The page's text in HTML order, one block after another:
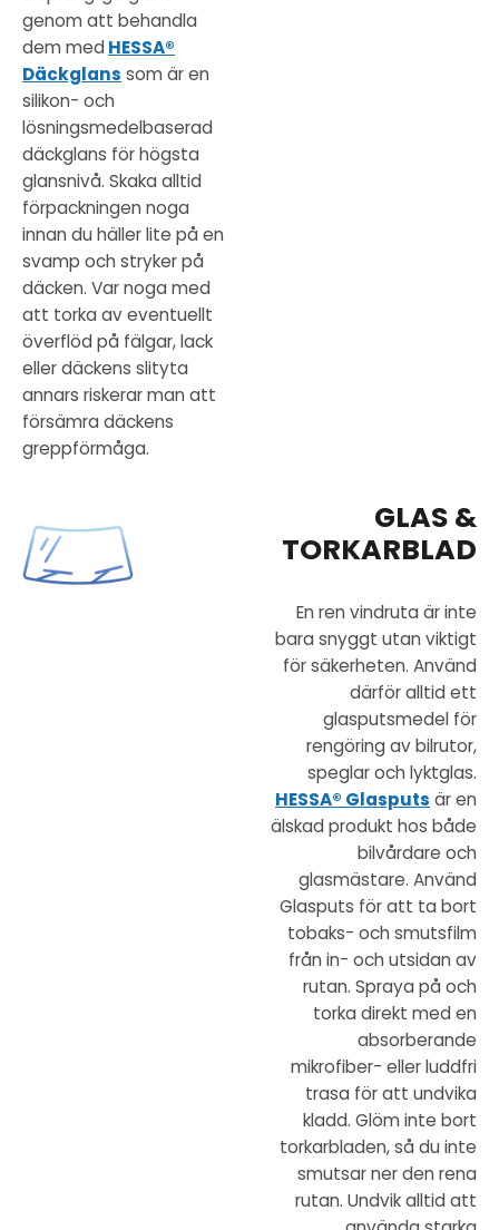
genom att behandla
dem med HESSA®
Däckglans som är en
silikon- och
lösningsmedelbaserad
däckglans för högsta
glansnivå. Skaka alltid
förpackningen noga
innan du häller lite på en
svamp och stryker på
däcken. Var noga med
att torka av eventuellt
överflöd på fälgar, lack
eller däckens slityta
annars riskerar man att
försämra däckens
greppförmåga.
GLAS &
TORKARBLAD
En ren vindruta är inte
bara snyggt utan viktigt
för säkerheten. Använd
därför alltid ett
glasputsmedel för
rengöring av bilrutor,
speglar och lyktglas.
HESSA® Glasputs är en
älskad produkt hos både
bilvårdare och
glasmästare. Använd
Glasputs för att ta bort
tobaks- och smutsfilm
från in- och utsidan av
rutan. Spraya på och
torka direkt med en
absorberande
mikrofiber- eller luddfri
trasa för att undvika
kladd. Glöm inte bort
torkarbladen, så du inte
smutsar ner den rena
rutan. Undvik alltid att